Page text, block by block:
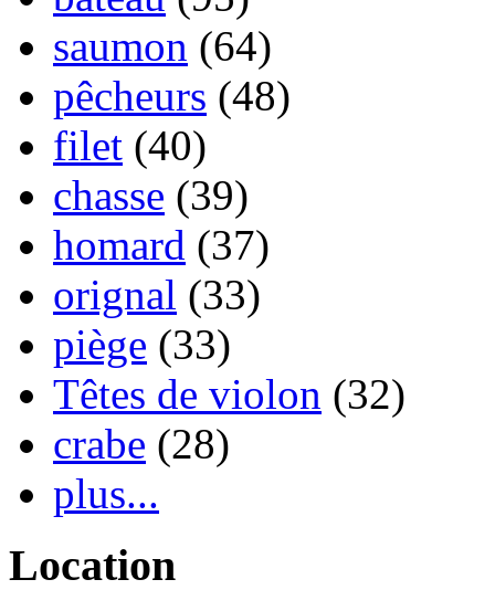
saumon (64)
pêcheurs (48)
filet (40)
chasse (39)
homard (37)
orignal (33)
piège (33)
Têtes de violon (32)
crabe (28)
plus...
Location